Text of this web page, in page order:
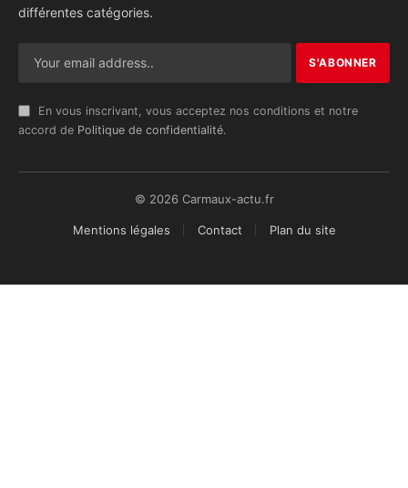
différentes catégories.
En vous inscrivant, vous acceptez nos conditions et notre
accord de Politique de confidentialité.
© 2026 Carmaux-actu.fr
Mentions légales Contact Plan du site